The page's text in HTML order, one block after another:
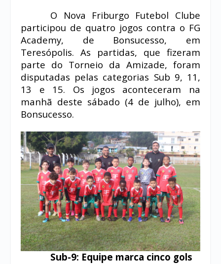
O Nova Friburgo Futebol Clube
participou de quatro jogos contra o FG
Academy, de Bonsucesso, em
Teresópolis. As partidas, que fizeram
parte do Torneio da Amizade, foram
disputadas pelas categorias Sub 9, 11,
13 e 15. Os jogos aconteceram na
manhã deste sábado (4 de julho), em
Bonsucesso.
Sub-9: Equipe marca cinco gols